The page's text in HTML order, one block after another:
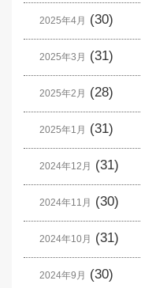
2025年4月 (30)
2025年3月 (31)
2025年2月 (28)
2025年1月 (31)
2024年12月 (31)
2024年11月 (30)
2024年10月 (31)
2024年9月 (30)